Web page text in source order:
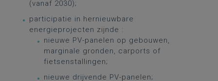
(vanaf 2030);
participatie in hernieuwbare
energieprojecten zijnde :
nieuwe PV-panelen op gebouwen,
marginale gronden, carports of
fietsenstallingen;
nieuwe drijvende PV-panelen;